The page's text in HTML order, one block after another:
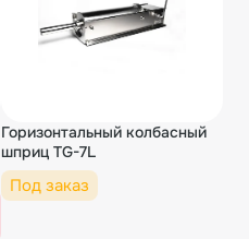
Горизонтальный колбасный
шприц TG-7L
Под заказ